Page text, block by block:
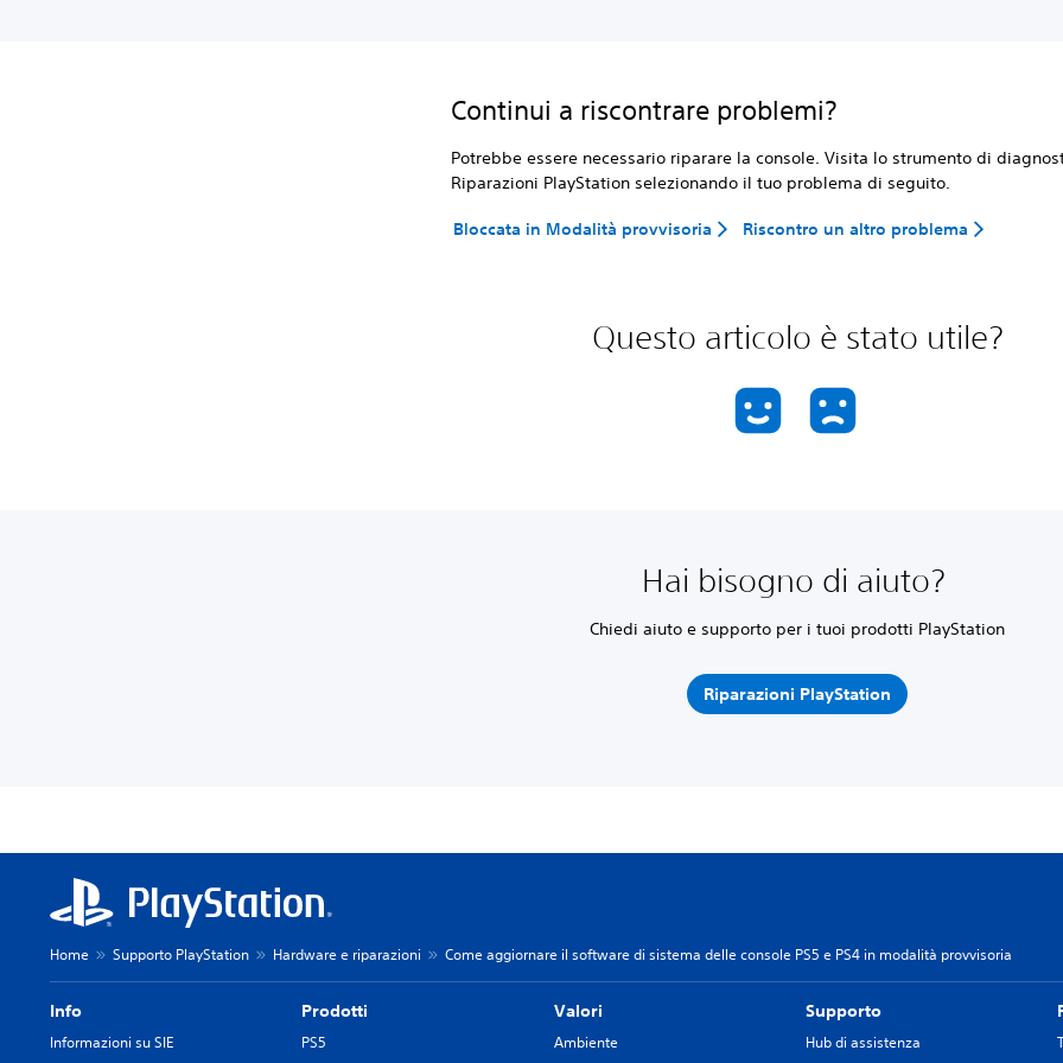
Continui a riscontrare problemi?
Potrebbe essere necessario riparare la console. Visita lo strumento di
Riparazioni PlayStation selezionando il tuo problema di seguito.
Bloccata in Modalità provvisoria Riscontro un altro problema
Questo articolo è stato utile?
Hai bisogno di aiuto?
Chiedi aiuto e supporto per i tuoi prodotti PlayStation
Riparazioni PlayStation
Home Supporto PlayStation Hardware e riparazioni Come aggiornare il software di sistema delle console PS5 e PS4 in modalità provvisoria
Info
Informazioni su SIE
Prodotti
PS5
Valori
Ambiente
Supporto
Hub di assistenza